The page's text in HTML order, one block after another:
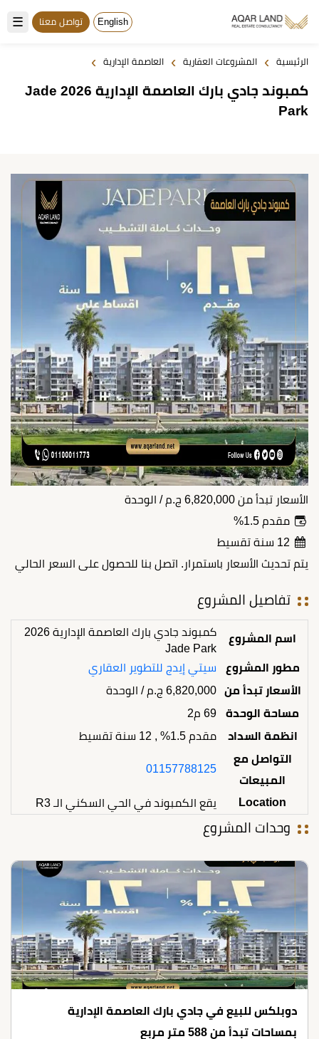
☰ English تواصل معنا
الرئيسية › المشروعات العقارية › العاصمة الإدارية ›
كمبوند جادي بارك العاصمة الإدارية 2026 Jade
Park
الأسعار تبدأ من 6,820,000 ج.م / الوحدة
مقدم 1.5%
يتم تحديث الأسعار باستمرار. اتصل بنا للحصول على السعر الحالي
تفاصيل المشروع
اسم المشروع
كمبوند جادي بارك العاصمة الإدارية 2026
Jade Park
مطور المشروع
سيتي إيدج للتطوير العقاري
الأسعار تبدأ من
6,820,000 ج.م / الوحدة
مساحة الوحدة
69 م2
انظمة السداد
مقدم 1.5% , 12 سنة تقسيط
التواصل مع
المبيعات
01157788125
Location يقع الكمبوند في الحي السكني الـ R3
وحدات المشروع
دوبلكس للبيع في جادي بارك العاصمة الإدارية
بمساحات تبدأ من 588 متر مربع